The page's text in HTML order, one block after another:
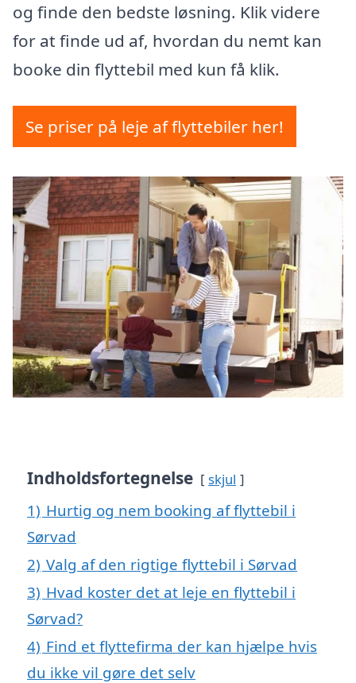
og finde den bedste løsning. Klik videre
for at finde ud af, hvordan du nemt kan
booke din flyttebil med kun få klik.
Se priser på leje af flyttebiler her!
Indholdsfortegnelse skjul
1) Hurtig og nem booking af flyttebil i
Sørvad
2) Valg af den rigtige flyttebil i Sørvad
3) Hvad koster det at leje en flyttebil i
Sørvad?
4) Find et flyttefirma der kan hjælpe hvis
du ikke vil gøre det selv